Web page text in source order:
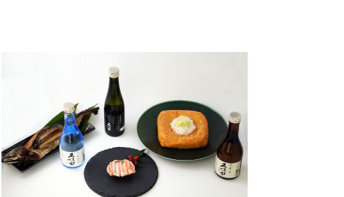
パイスやハーブなどを加えて新しい楽しみ方を提案